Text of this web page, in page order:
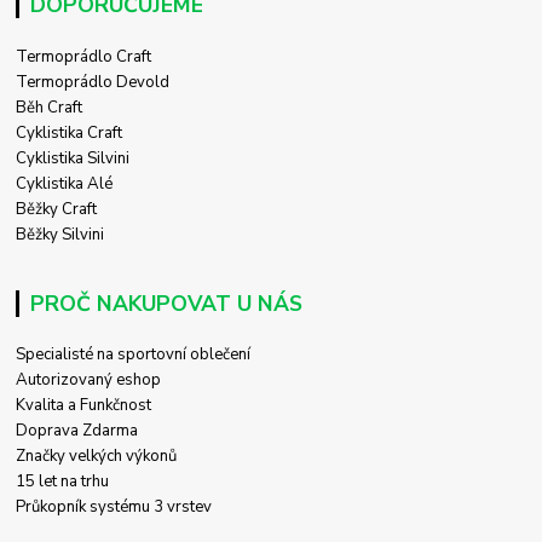
Termoprádlo Craft
Termoprádlo Devold
Běh Craft
Cyklistika Craft
Cyklistika Silvini
Cyklistika Alé
Běžky Craft
Běžky Silvini
PROČ NAKUPOVAT U NÁS
Specialisté na sportovní oblečení
Autorizovaný eshop
Kvalita a Funkčnost
Doprava Zdarma
Značky velkých výkonů
15 let na trhu
Průkopník systému 3 vrstev